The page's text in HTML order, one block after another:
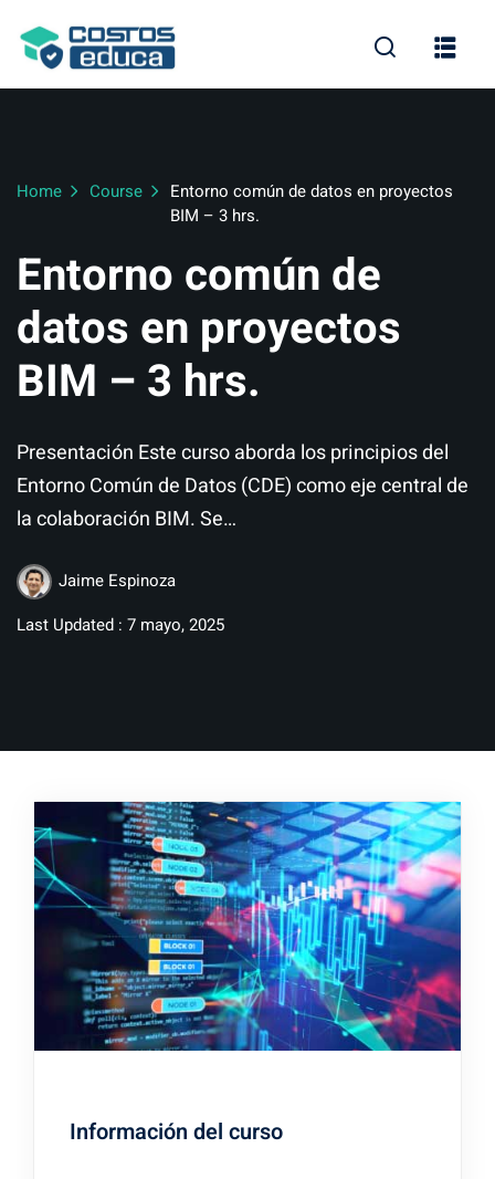
Home Course
Entorno común de datos en proyectos
BIM – 3 hrs.
Entorno común de
datos en proyectos
BIM – 3 hrs.
Presentación Este curso aborda los principios del
Entorno Común de Datos (CDE) como eje central de
la colaboración BIM. Se…
Jaime Espinoza
Last Updated : 7 mayo, 2025
Información del curso